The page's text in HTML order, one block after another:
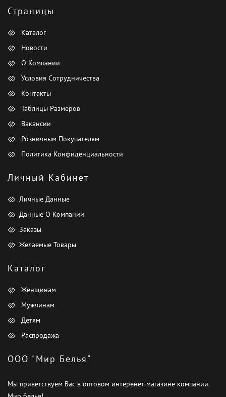
Страницы
Каталог
Новости
О Компании
Условия Сотрудничества
Контакты
Таблицы Размеров
Вакансии
Розничным Покупателям
Политика Конфиденциальности
Личный Кабинет
Личные Данные
Данные О Компании
Заказы
Желаемые Товары
Каталог
Женщинам
Мужчинам
Детям
Распродажа
ООО "Мир Белья"
Мы приветствуем Вас в оптовом интеренет-магазине компании